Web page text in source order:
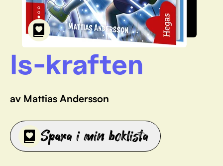
Is-kraften
av Mattias Andersson
Spara i min boklista